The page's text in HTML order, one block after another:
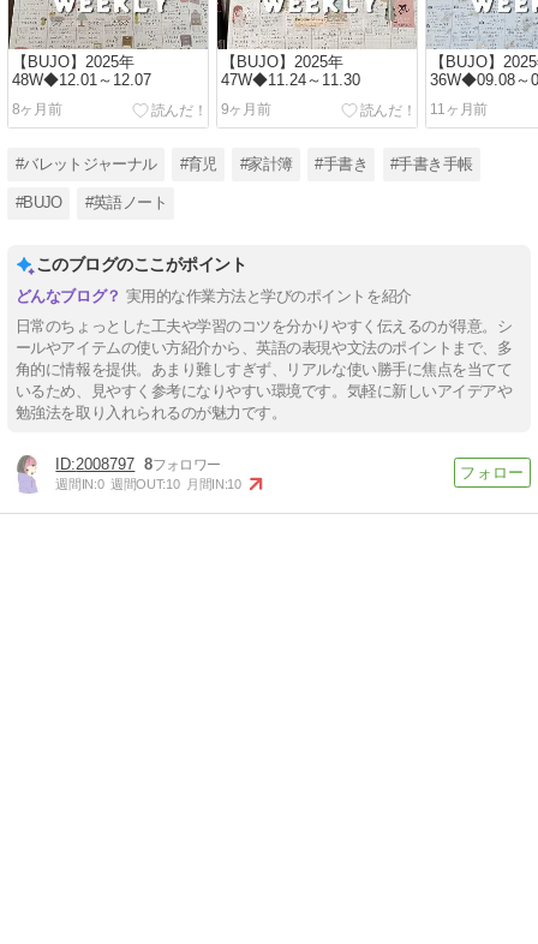
【BUJO】2025年
48W◆12.01～12.07
8ヶ月前
【BUJO】2025年
47W◆11.24～11.30
9ヶ月前
【BUJO】
36W◆09.08～
11ヶ月前
#バレットジャーナル #育児 #家計簿 #手書き #手書き手帳
#BUJO #英語ノート
このブログのここがポイント
実用的な作業方法と学びのポイントを紹介
日常のちょっとした工夫や学習のコツを分かりやすく伝えるのが得意。シ
ールやアイテムの使い方紹介から、英語の表現や文法のポイントまで、多
角的に情報を提供。あまり難しすぎず、リアルな使い勝手に焦点を当てて
いるため、見やすく参考になりやすい環境です。気軽に新しいアイデアや
勉強法を取り入れられるのが魅力です。
2008797 8
週間IN:0 週間OUT:10 月間IN:10